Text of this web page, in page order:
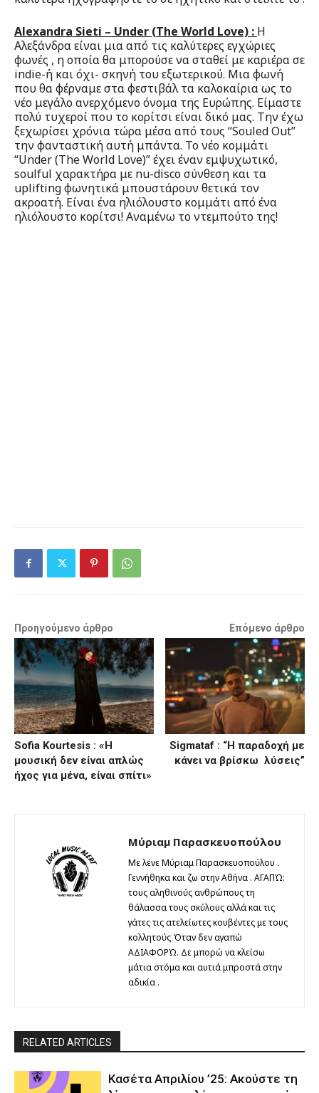
Alexandra Sieti – Under (The World Love) : Η
Αλεξάνδρα είναι μια από τις καλύτερες εγχώριες
φωνές , η οποία θα μπορούσε να σταθεί με καριέρα σε
indie-ή και όχι- σκηνή του εξωτερικού. Μια φωνή
που θα φέρναμε στα φεστιβάλ τα καλοκαίρια ως το
νέο μεγάλο ανερχόμενο όνομα της Ευρώπης. Είμαστε
πολύ τυχεροί που το κορίτσι είναι δικό μας. Την έχω
ξεχωρίσει χρόνια τώρα μέσα από τους “Souled Out”
την φανταστική αυτή μπάντα. To νέο κομμάτι
“Under (The World Love)” έχει έναν εμψυχωτικό,
soulful χαρακτήρα με nu-disco σύνθεση και τα
uplifting φωνητικά μπουστάρουν θετικά τον
ακροατή. Είναι ένα ηλιόλουστο κομμάτι από ένα
ηλιόλουστο κορίτσι! Αναμένω το ντεμπούτο της!
Προηγούμενο άρθρο
Sofia Kourtesis : «Η
μουσική δεν είναι απλώς
ήχος για μένα, είναι σπίτι»
Επόμενο άρθρο
Sigmataf : “Η παραδοχή με
κάνει να βρίσκω λύσεις”
Μύριαμ Παρασκευοπούλου
Με λένε Μύριαμ Παρασκευοπούλου .
Γεννήθηκα και ζω στην Αθήνα . ΑΓΑΠΏ:
τους αληθινούς ανθρώπους τη
θάλασσα τους σκύλους αλλά και τις
γάτες τις ατελείωτες κουβέντες με τους
κολλητούς Όταν δεν αγαπώ
ΑΔΙΑΦΟΡΏ. Δε μπορώ να κλείσω
μάτια στόμα και αυτιά μπροστά στην
αδικία .
RELATED ARTICLES
Κασέτα Απριλίου ’25: Ακούστε τη